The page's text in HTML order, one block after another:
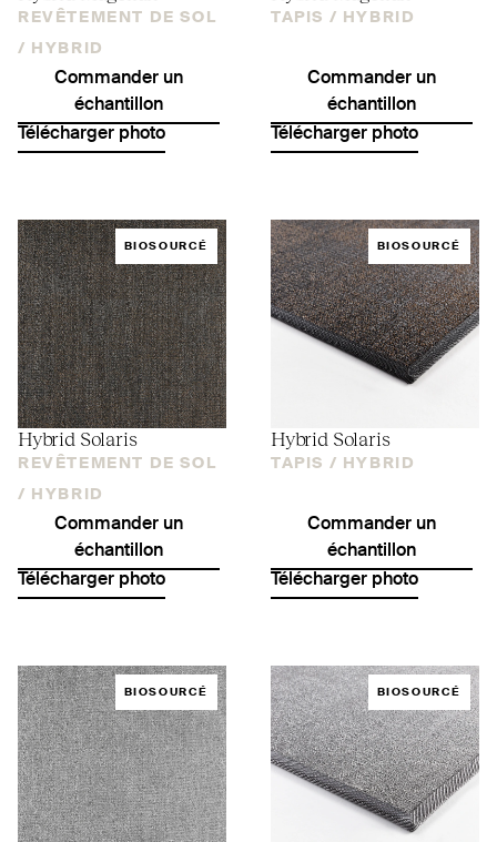
REVÊTEMENT DE SOL
/
HYBRID
Commander un
échantillon
Télécharger photo
TAPIS / HYBRID
Commander un
échantillon
Télécharger photo
BIOSOURCÉ
Hybrid Solaris
REVÊTEMENT DE SOL
/
HYBRID
Commander un
échantillon
Télécharger photo
BIOSOURCÉ
Hybrid Solaris
TAPIS / HYBRID
Commander un
échantillon
Télécharger photo
BIOSOURCÉ BIOSOURCÉ